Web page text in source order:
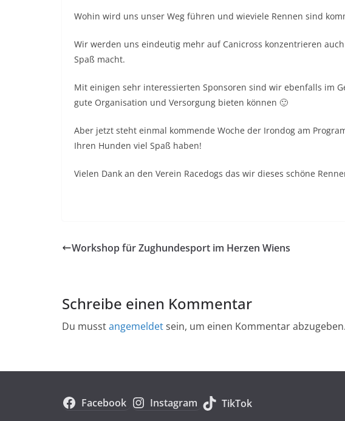
Wohin wird uns unser Weg führen und wieviele Rennen sind
Wir werden uns eindeutig mehr auf Canicross konzentrieren
Spaß macht.
Mit einigen sehr interessierten Sponsoren sind wir ebenfalls im
gute Organisation und Versorgung bieten können 🙂
Aber jetzt steht einmal kommende Woche der Irondog am
Ihren Hunden viel Spaß haben!
Vielen Dank an den Verein Racedogs das wir dieses schöne
Workshop für Zughundesport im Herzen Wiens
Schreibe einen Kommentar
Du musstangemeldetsein, um einen Kommentar abzugeben.
Facebook Instagram TikTok